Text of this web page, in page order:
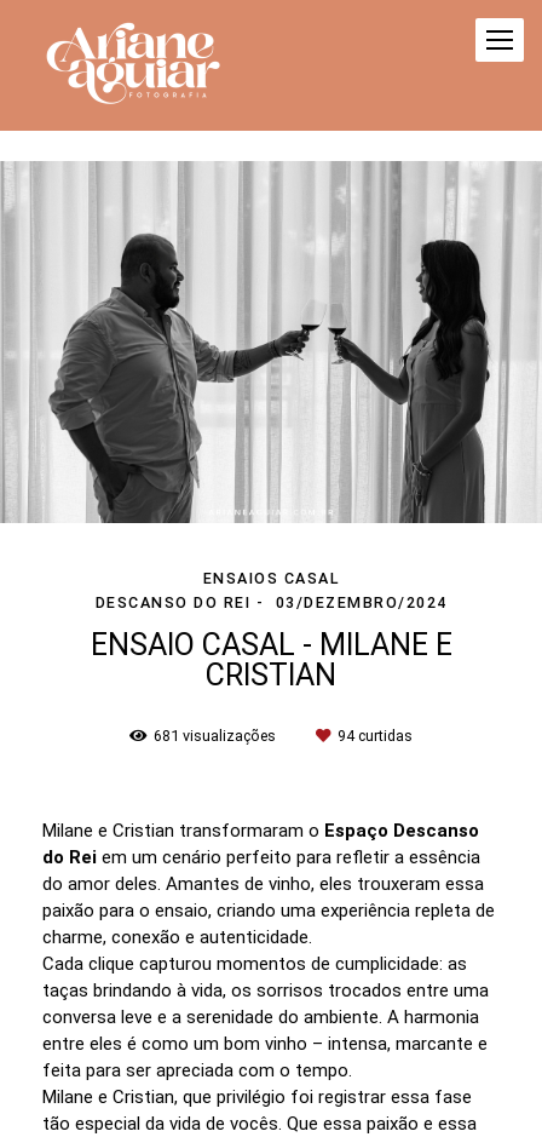
ENSAIOS CASAL
DESCANSO DO REI
03/DEZEMBRO/2024
ENSAIO CASAL - MILANE E
CRISTIAN
681 visualizações 94curtidas
Milane e Cristian transformaram o Espaço Descanso
do Rei em um cenário perfeito para refletir a essência
do amor deles. Amantes de vinho, eles trouxeram essa
paixão para o ensaio, criando uma experiência repleta de
charme, conexão e autenticidade.
Cada clique capturou momentos de cumplicidade: as
taças brindando à vida, os sorrisos trocados entre uma
conversa leve e a serenidade do ambiente. A harmonia
entre eles é como um bom vinho – intensa, marcante e
feita para ser apreciada com o tempo.
Milane e Cristian, que privilégio foi registrar essa fase
tão especial da vida de vocês. Que essa paixão e essa